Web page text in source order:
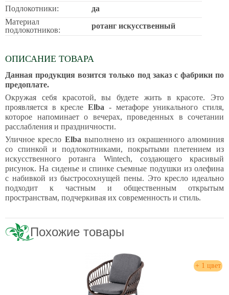
Подлокотники:
да
Материал
подлокотников:
ротанг искусственный
ОПИСАНИЕ ТОВАРА
Данная продукция возится только под заказ с фабрики по
предоплате.
Окружая себя красотой, вы будете жить в красоте. Это
проявляется в креслеElba - метафоре уникального стиля,
которое напоминает о вечерах, проведенных в сочетании
расслабления и праздничности.
Уличное кресло Elbaвыполнено из окрашенного алюминия
со спинкой и подлокотниками, покрытыми плетением из
искусственного ротанга Wintech, создающего красивый
рисунок. На сиденье и спинке съемные подушки из олефина
с набивкой из быстросохнущей пены. Это кресло идеально
подходит к частным и общественным открытым
пространствам, подчеркивая их современность и стиль.
Похожие товары
+ 1 цвет